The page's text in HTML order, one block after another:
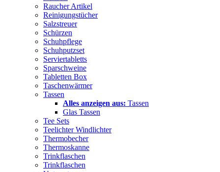
Raucher Artikel
Reinigungstücher
Salzstreuer
Schürzen
Schuhpflege
Schuhputzset
Serviertabletts
Sparschweine
Tabletten Box
Taschenwärmer
Tassen
Alles anzeigen aus: Tassen
Glas Tassen
Tee Sets
Teelichter Windlichter
Thermobecher
Thermoskanne
Trinkflaschen
Trinkflaschen